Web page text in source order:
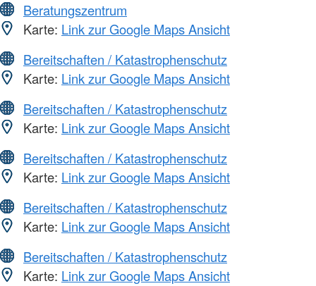
Beratungszentrum
Karte: Link zur Google Maps Ansicht
Bereitschaften / Katastrophenschutz
Karte: Link zur Google Maps Ansicht
Bereitschaften / Katastrophenschutz
Karte: Link zur Google Maps Ansicht
Bereitschaften / Katastrophenschutz
Karte: Link zur Google Maps Ansicht
Bereitschaften / Katastrophenschutz
Karte: Link zur Google Maps Ansicht
Bereitschaften / Katastrophenschutz
Karte: Link zur Google Maps Ansicht